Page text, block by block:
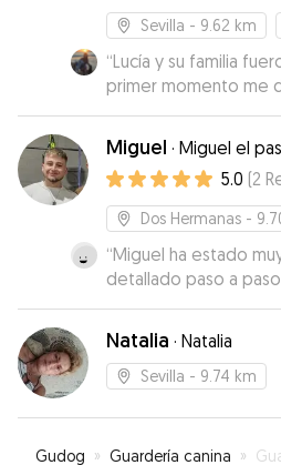
recomendado.”
Sevilla - 9.62 km
“Lucía y su familia
primer momento me
incluso me
repentinamente.
miembros de su
pendientes de ellos y
donde a mi salchicha
solito, sin duda alguna
Miguel · Miguel el
5.0 (2
Dos Hermanas -
“Miguel ha estado
detallado paso a
paseos, comida etc.
respetuoso.
Natalia · Natalia
Sevilla - 9.74 km
Gudog » Guardería canina »